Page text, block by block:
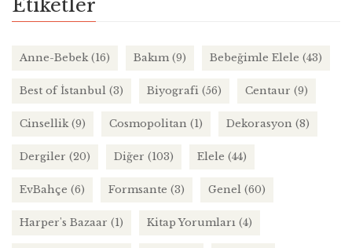
Etiketler
Anne-Bebek(16) Bakım (9) Bebeğimle Elele (43)
Best of İstanbul (3) Biyografi (56) Centaur (9)
Cinsellik(9) Cosmopolitan (1) Dekorasyon (8)
Dergiler (20) Diğer (103) Elele (44)
EvBahçe (6) Formsante (3) Genel (60)
Harper's Bazaar (1) Kitap Yorumları (4)